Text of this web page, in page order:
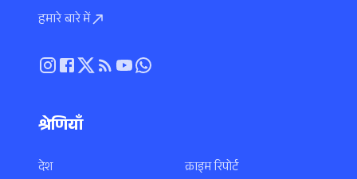
हमारे बारे में
श्रेणियाँ
देश
क्राइम रिपोर्ट